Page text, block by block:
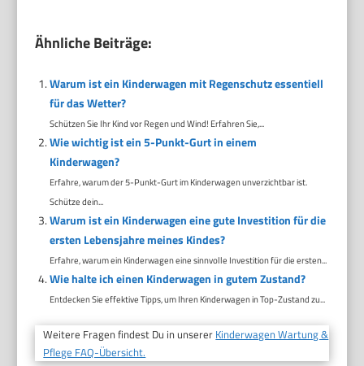
Ähnliche Beiträge:
Warum ist ein Kinderwagen mit Regenschutz essentiell
für das Wetter?
Schützen Sie Ihr Kind vor Regen und Wind! Erfahren Sie,...
Wie wichtig ist ein 5-Punkt-Gurt in einem
Kinderwagen?
Erfahre, warum der 5-Punkt-Gurt im Kinderwagen unverzichtbar ist.
Schütze dein...
Warum ist ein Kinderwagen eine gute Investition für die
ersten Lebensjahre meines Kindes?
Erfahre, warum ein Kinderwagen eine sinnvolle Investition für die ersten...
Wie halte ich einen Kinderwagen in gutem Zustand?
Entdecken Sie effektive Tipps, um Ihren Kinderwagen in Top-Zustand zu...
Weitere Fragen findest Du in unserer Kinderwagen Wartung &
Pflege FAQ-Übersicht.